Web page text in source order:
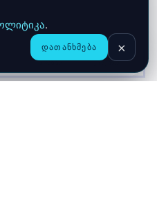
.
ᲓᲐᲗᲐᲜᲮᲛᲔᲑᲐ ×
ᲛᲐᲦᲐᲖᲘᲐ ᲙᲐᲚᲐᲗᲐ